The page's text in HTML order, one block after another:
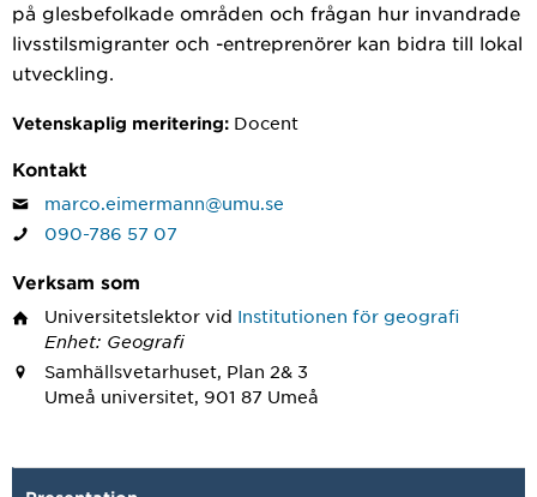
på glesbefolkade områden och frågan hur invandrade
livsstilsmigranter och -entreprenörer kan bidra till lokal
utveckling.
Vetenskaplig meritering: Docent
Kontakt
marco.eimermann@umu.se
090-786 57 07
Verksam som
Universitetslektor vid Institutionen för geografi
Enhet: Geografi
Samhällsvetarhuset, Plan 2& 3
Umeå universitet, 901 87 Umeå